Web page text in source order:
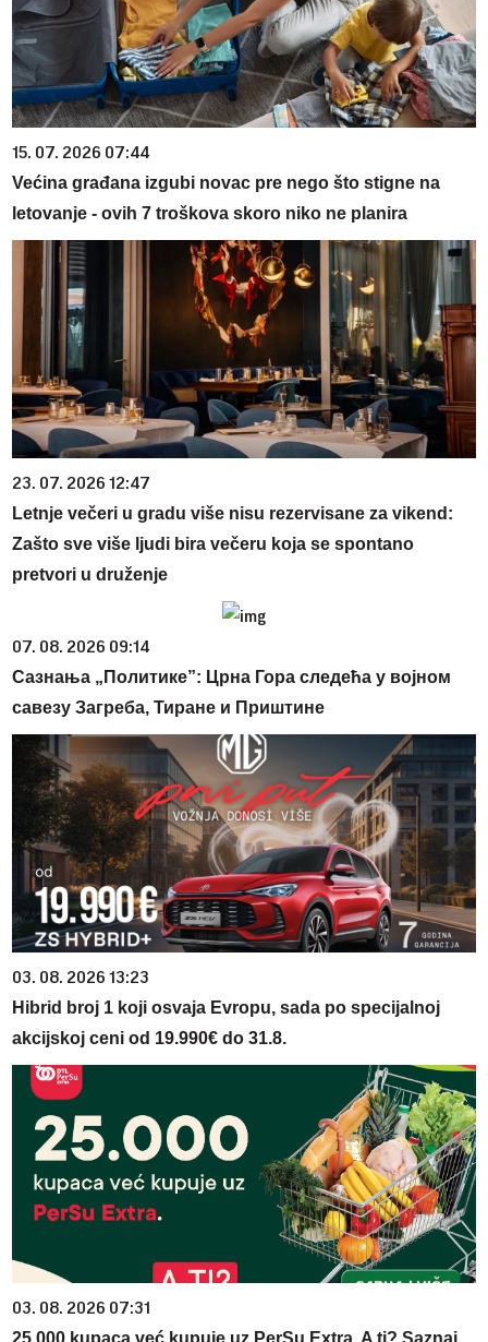
15. 07. 2026 07:44
Većina građana izgubi novac pre nego što stigne na
letovanje - ovih 7 troškova skoro niko ne planira
23. 07. 2026 12:47
Letnje večeri u gradu više nisu rezervisane za vikend:
Zašto sve više ljudi bira večeru koja se spontano
pretvori u druženje
07. 08. 2026 09:14
Сазнања „Политике”: Црна Гора следећа у војном
савезу Загреба, Тиране и Приштине
03. 08. 2026 13:23
Hibrid broj 1 koji osvaja Evropu, sada po specijalnoj
akcijskoj ceni od 19.990€ do 31.8.
03. 08. 2026 07:31